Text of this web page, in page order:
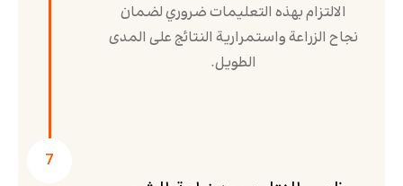
الالتزام بهذه التعليمات ضروري لضمان
نجاح الزراعة واستمرارية النتائج على المدى
الطويل.
7